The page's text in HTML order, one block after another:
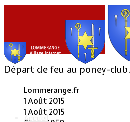
Accueil
Départ de feu au poney-club.
Lommerange.fr
1 Août 2015
1 Août 2015